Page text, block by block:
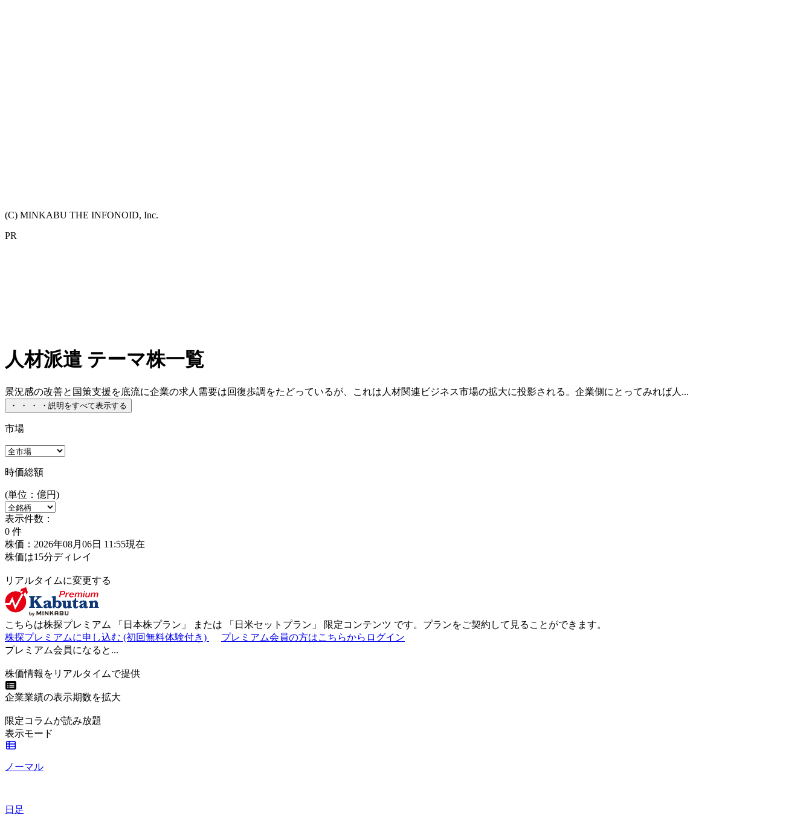
(C) MINKABU THE INFONOID, Inc.
PR
人材派遣 テーマ株一覧
景況感の改善と国策支援を底流に企業の求人需要は回復歩調をたどっているが、これは人材関連ビジネス市場の拡大に投影される。企業側にとってみれば人...
・ ・ ・ ・ 説明をすべて表示する
市場
時価総額
(単位：億円)
表示件数：
0 件
株価：2026年08月06日 11:55現在
株価は15分ディレイ
リアルタイムに変更する
こちらは株探プレミアム 「 日本株プラン 」 または 「 日米セットプラン 」 限定コンテンツ です。プランをご契約して見ることができます。
株探プレミアムに申し込む (初回無料体験付き)
プレミアム会員の方はこちらからログイン
プレミアム会員になると...
株価情報をリアルタイムで提供
企業業績の表示期数を拡大
限定コラムが読み放題
表示モード
ノーマル
日足